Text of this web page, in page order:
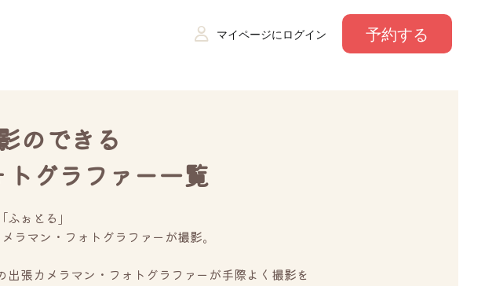
マイページにログイン 予約する
のできる
グラファー一覧
ぉとる」
ラマン・フォトグラファーが撮影。
張カメラマン・フォトグラファーが手際よく撮影を